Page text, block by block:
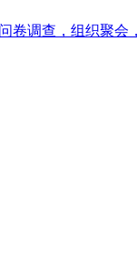
调查，组织聚会